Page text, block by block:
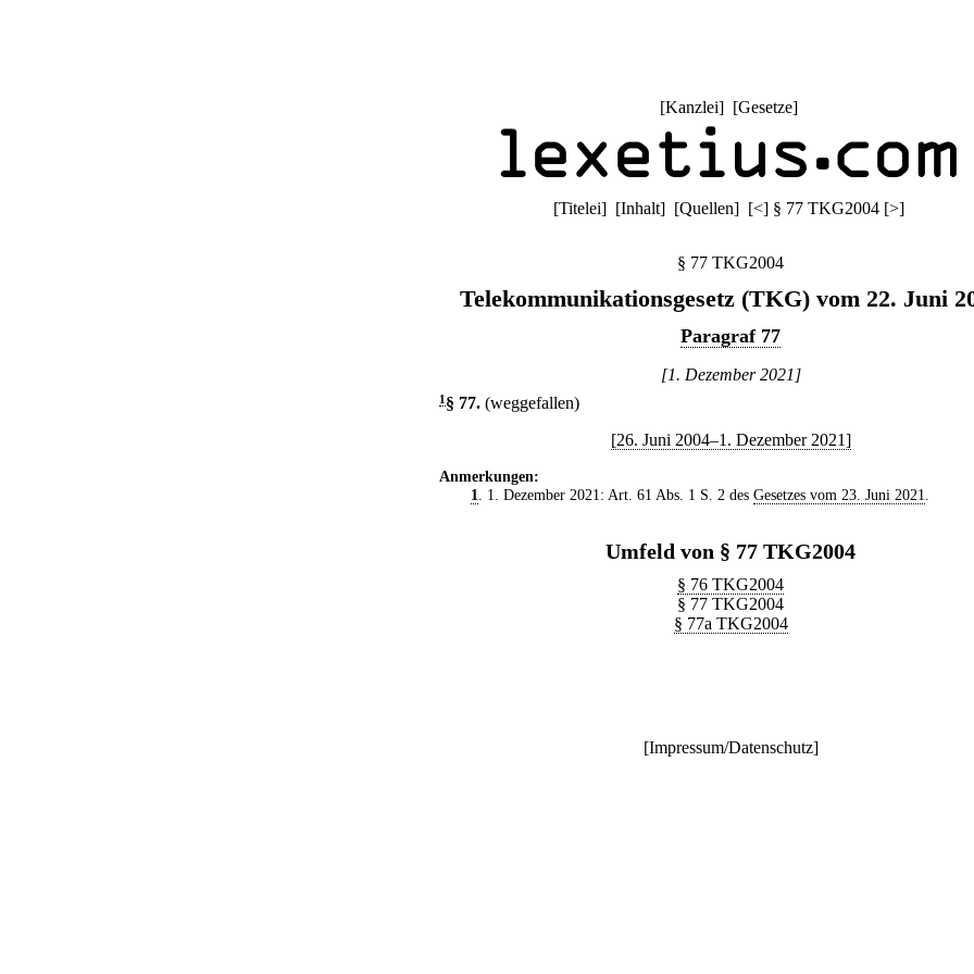
[Kanzlei] [Gesetze]
[Titelei] [Inhalt] [Quellen] [<] § 77 TKG2004 [>]
§ 77 TKG2004
Telekommunikationsgesetz (TKG) vom 22. Juni
Paragraf 77
[1. Dezember 2021]
1 § 77. (weggefallen)
[26. Juni 2004–1. Dezember 2021]
Anmerkungen:
1
. 1. Dezember 2021: Art. 61 Abs. 1 S. 2 des Gesetzes vom 23. Juni 2021
Umfeld von § 77 TKG2004
§ 76 TKG2004
§ 77 TKG2004
§ 77a TKG2004
[Impressum/Datenschutz]